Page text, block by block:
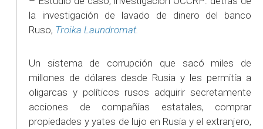
la investigación de lavado de dinero del banco
Ruso, Troika Laundromat.
Un sistema de corrupción que sacó miles de
millones de dólares desde Rusia y les permitía a
oligarcas y políticos rusos adquirir secretamente
acciones de compañías estatales, comprar
propiedades y yates de lujo en Rusia y el extranjero,